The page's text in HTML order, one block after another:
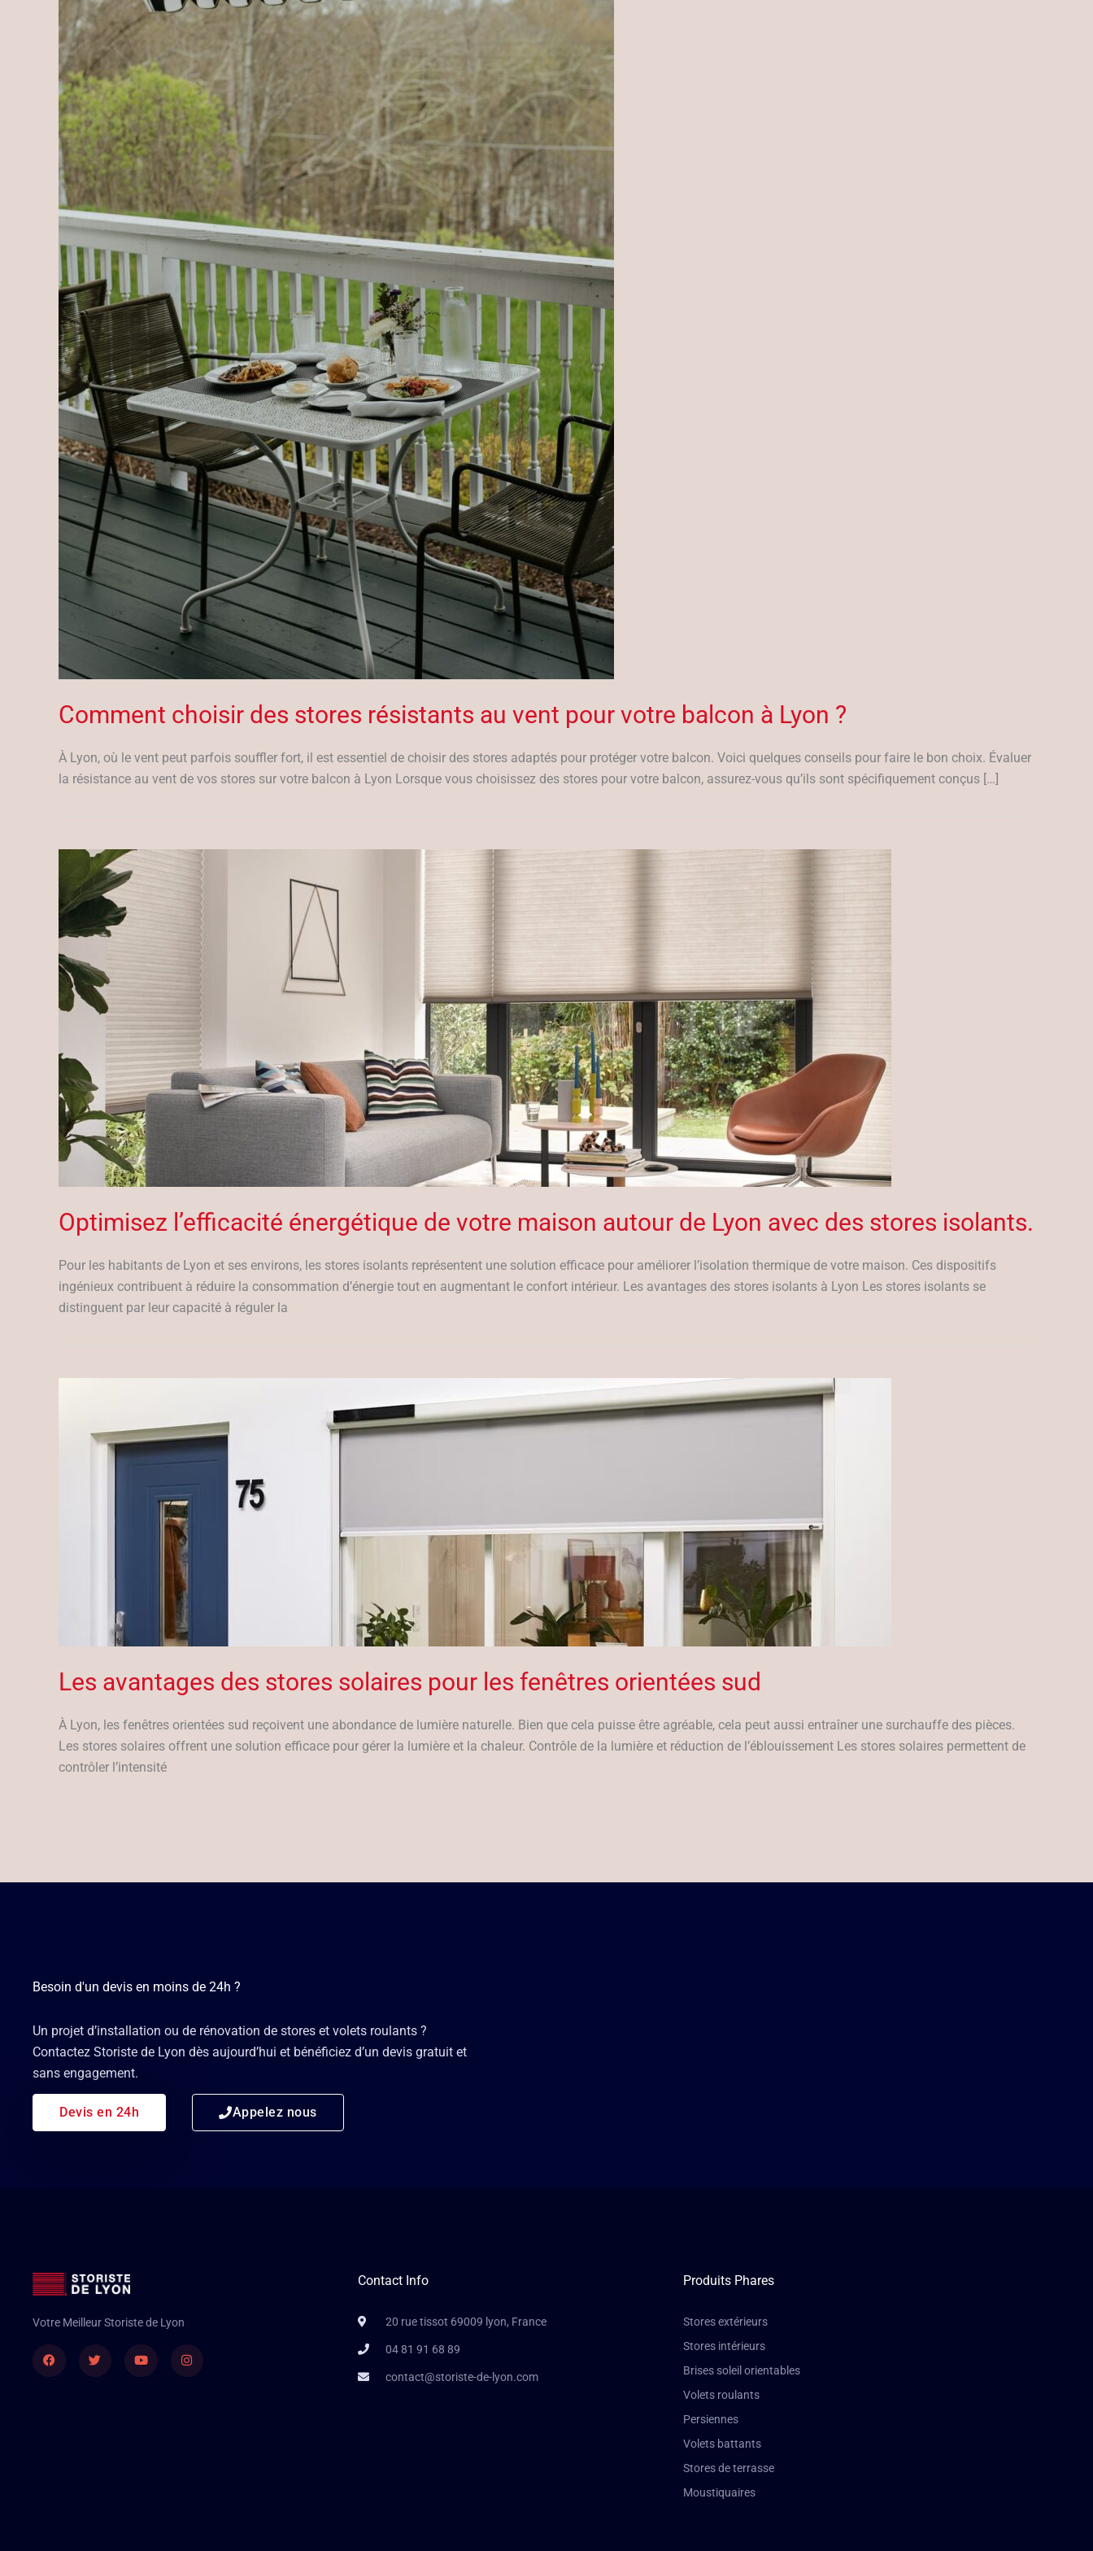
Comment choisir des stores résistants au vent pour votre balcon à Lyon ?
À Lyon, où le vent peut parfois souffler fort, il est essentiel de choisir des stores adaptés pour protéger votre balcon. Voici quelques conseils pour faire le bon choix. Évaluer
la résistance au vent de vos stores sur votre balcon à Lyon Lorsque vous choisissez des stores pour votre balcon, assurez-vous qu’ils sont spécifiquement conçus […]
Optimisez l’efficacité énergétique de votre maison autour de Lyon avec des stores isolants.
Pour les habitants de Lyon et ses environs, les stores isolants représentent une solution efficace pour améliorer l’isolation thermique de votre maison. Ces dispositifs
ingénieux contribuent à réduire la consommation d’énergie tout en augmentant le confort intérieur. Les avantages des stores isolants à Lyon Les stores isolants se
distinguent par leur capacité à réguler la
Les avantages des stores solaires pour les fenêtres orientées sud
À Lyon, les fenêtres orientées sud reçoivent une abondance de lumière naturelle. Bien que cela puisse être agréable, cela peut aussi entraîner une surchauffe des pièces.
Les stores solaires offrent une solution efficace pour gérer la lumière et la chaleur. Contrôle de la lumière et réduction de l’éblouissement Les stores solaires permettent de
contrôler l’intensité
Besoin d'un devis en moins de 24h ?
Un projet d’installation ou de rénovation de stores et volets roulants ?
Contactez Storiste de Lyon dès aujourd’hui et bénéficiez d’un devis gratuit et
sans engagement.
Devis en 24h Appelez nous
Votre Meilleur Storiste de Lyon
FacebookTwitter YoutubeInstagram
Contact Info
20 rue tissot 69009 lyon, France
04 81 91 68 89
contact@storiste-de-lyon.com
Produits Phares
Stores extérieurs
Stores intérieurs
Brises soleil orientables
Volets roulants
Persiennes
Volets battants
Stores de terrasse
Moustiquaires